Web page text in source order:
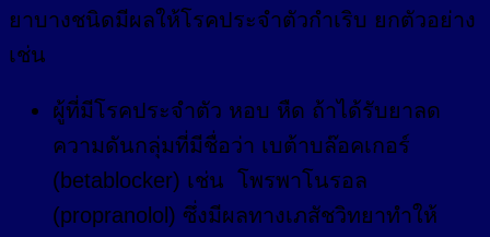
ยาบางชนิดมีผลให้โรคประจำตัวกำเริบ ยกตัวอย่าง
เช่น
ผู้ที่มีโรคประจำตัว หอบ หืด ถ้าได้รับยาลด
ความดันกลุ่มที่มีชื่อว่า เบต้าบล๊อคเกอร์
(betablocker) เช่น โพรพาโนรอล
(propranolol) ซึ่งมีผลทางเภสัชวิทยาทำให้